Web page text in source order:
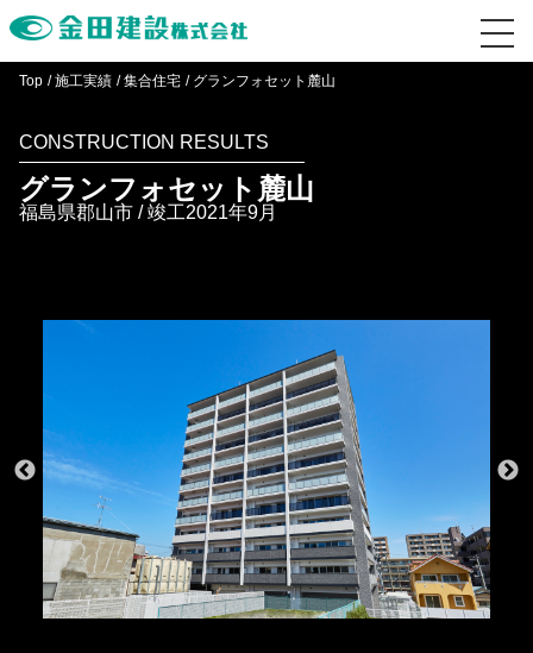
Top 施工実績 集合住宅 グランフォセット麓山
CONSTRUCTION RESULTS
グランフォセット麓山
福島県郡山市 / 竣工2021年9月